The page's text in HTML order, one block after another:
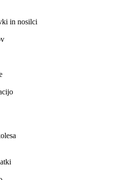
in nosilci